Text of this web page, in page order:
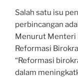
Salah satu isu
perbincangan
Menurut Menteri
Reformasi
“Reformasi
dalam